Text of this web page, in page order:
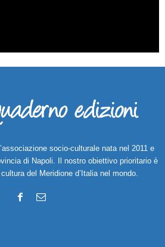
socio-culturale nata nel 2011 e
di Napoli. Il nostro obiettivo prioritario è
del Meridione d’Italia nel mondo.